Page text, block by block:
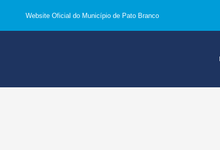
Website Oficial do Município de Pato Branco